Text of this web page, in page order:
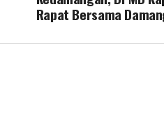
Rapat Bersama